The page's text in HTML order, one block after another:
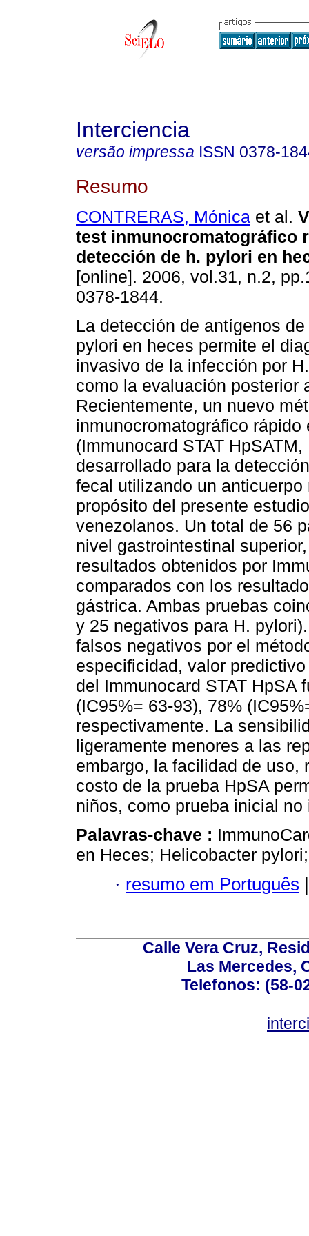
Interciencia
versão impressa ISSN 0378-
Resumo
CONTRERAS, Mónica et al.
test inmunocromatográfico
detección de h. pylori en
[online]. 2006, vol.31, n.2,
0378-1844.
La detección de antígenos
pylori en heces permite el
invasivo de la infección por
como la evaluación posterior
Recientemente, un nuevo
inmunocromatográfico rápido
(Immunocard STAT
desarrollado para la
fecal utilizando un
propósito del presente
venezolanos. Un total de 56
nivel gastrointestinal
resultados obtenidos por
comparados con los
gástrica. Ambas pruebas
y 25 negativos para H.
falsos negativos por el
especificidad, valor
del Immunocard STAT HpSA
(IC95%= 63-93), 78%
respectivamente. La
ligeramente menores a las
embargo, la facilidad de uso,
costo de la prueba HpSA
niños, como prueba inicial no
Palavras-chave :
en Heces; Helicobacter
· resumo em Português |
Calle Vera Cruz,
Las Mercedes,
Telefonos: (58-